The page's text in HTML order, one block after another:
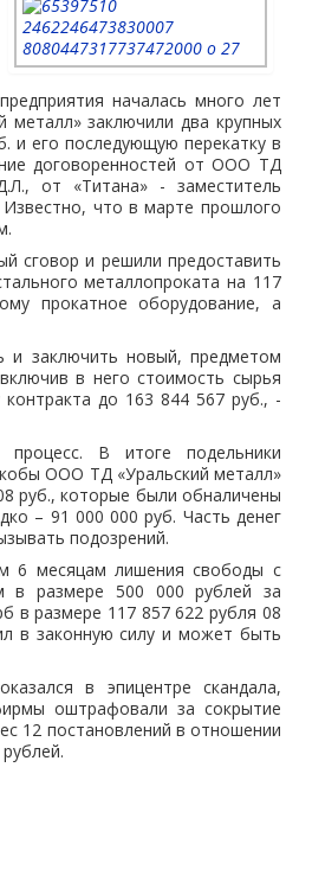
началась много лет
заключили два крупных
и его последующую перекатку в
договоренностей от ООО ТД
от «Титана» - заместитель
что в марте прошлого
сговор и решили предоставить
металлопроката на 117
прокатное оборудование, а
и заключить новый, предметом
в него стоимость сырья
контракта до 163 844 567 руб., -
В итоге подельники
ООО ТД «Уральский металл»
руб., которые были обналичены
– 91 000 000 руб. Часть денег
подозрений.
6 месяцам лишения свободы с
в размере 500 000 рублей за
в размере 117 857 622 рубля 08
в законную силу и может быть
в эпицентре скандала,
оштрафовали за сокрытие
12 постановлений в отношении